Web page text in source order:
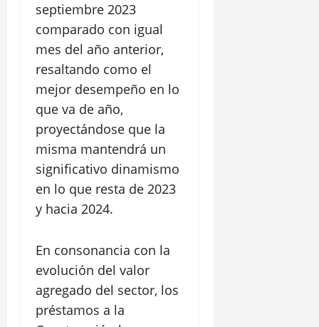
septiembre 2023
comparado con igual
mes del año anterior,
resaltando como el
mejor desempeño en lo
que va de año,
proyectándose que la
misma mantendrá un
significativo dinamismo
en lo que resta de 2023
y hacia 2024.
En consonancia con la
evolución del valor
agregado del sector, los
préstamos a la